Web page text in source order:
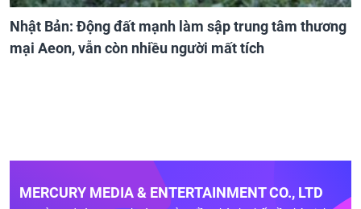
Nhật Bản: Động đất mạnh làm sập trung tâm thương
mại Aeon, vẫn còn nhiều người mất tích
MERCURY MEDIA & ENTERTAINMENT CO., LTD